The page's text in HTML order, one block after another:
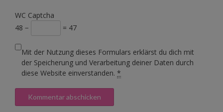
WC Captcha
48 −
= 47
Mit der Nutzung dieses Formulars erklärst du dich mit
der Speicherung und Verarbeitung deiner Daten durch
diese Website einverstanden. *